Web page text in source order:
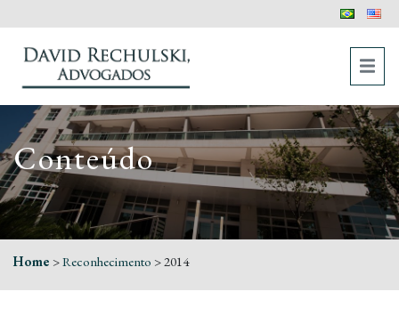
Conteúdo
Home >Reconhecimento >2014